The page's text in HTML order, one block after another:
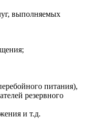
выполняемых
питания),
резервного
и т.д.